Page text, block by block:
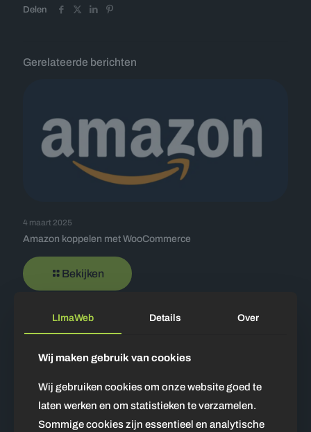
Delen
Gerelateerde berichten
4 maart 2025
Amazon koppelen met WooCommerce
Bekijken
LImaWeb Details Over
Wij maken gebruik van cookies
Wij gebruiken cookies om onze website goed te
laten werken en om statistieken te verzamelen.
Sommige cookies zijn essentieel en analytische